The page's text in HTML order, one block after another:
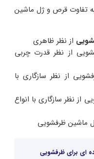
تفاوت قرص و ژل ماشین
از نظر ظاهری
از نظر قدرت چربی
از نظر سازگاری با
نظر سازگاری با انواع
ماشین ظرفشویی
ای برای ظرفشویی